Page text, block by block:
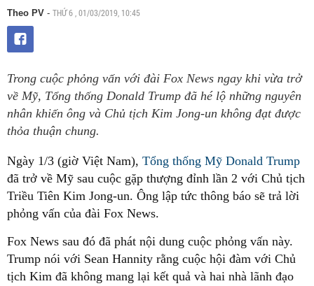
Theo PV - THỨ 6 , 01/03/2019, 10:45
Trong cuộc phỏng vấn với đài Fox News ngay khi vừa trở
về Mỹ, Tổng thống Donald Trump đã hé lộ những nguyên
nhân khiến ông và Chủ tịch Kim Jong-un không đạt được
thỏa thuận chung.
Ngày 1/3 (giờ Việt Nam), Tổng thống Mỹ Donald Trump
đã trở về Mỹ sau cuộc gặp thượng đỉnh lần 2 với Chủ tịch
Triều Tiên Kim Jong-un. Ông lập tức thông báo sẽ trả lời
phỏng vấn của đài Fox News.
Fox News sau đó đã phát nội dung cuộc phỏng vấn này.
Trump nói với Sean Hannity rằng cuộc hội đàm với Chủ
tịch Kim đã không mang lại kết quả và hai nhà lãnh đạo